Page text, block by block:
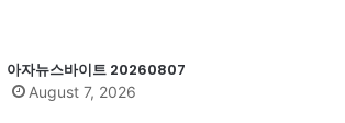
아자뉴스바이트 20260807
August 7, 2026